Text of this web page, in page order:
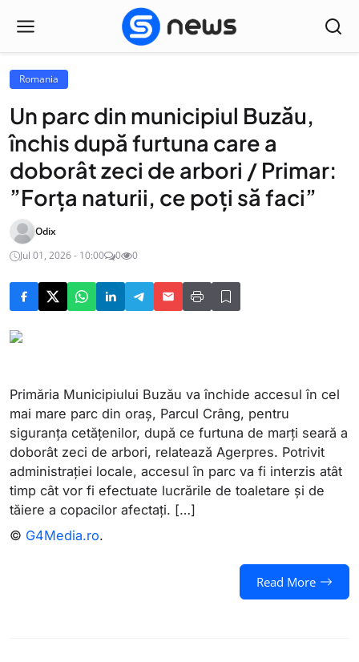
Romania
Un parc din municipiul Buzău,
închis după furtuna care a
doborât zeci de arbori / Primar:
”Forţa naturii, ce poţi să faci”
Odix
Jul 01, 2026 - 10:00
0 0
Primăria Municipiului Buzău va închide accesul în cel
mai mare parc din oraş, Parcul Crâng, pentru
siguranţa cetăţenilor, după ce furtuna de marţi seară a
doborât zeci de arbori, relatează Agerpres. Potrivit
administraţiei locale, accesul în parc va fi interzis atât
timp cât vor fi efectuate lucrările de toaletare şi de
tăiere a copacilor afectaţi. […]
© G4Media.ro.
Read More